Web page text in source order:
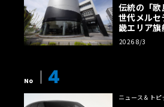
伝統の「
世代メル
畿エリア
店」がリニ
2026 8/3
No 4
ニュース＆トピ